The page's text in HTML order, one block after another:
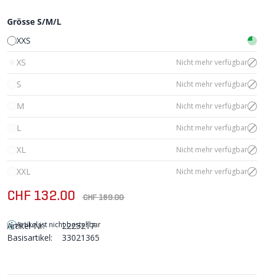
Grösse S/M/L
XXS
XS
Nicht mehr verfügbar
S Nicht mehr verfügbar
M Nicht mehr verfügbar
L Nicht mehr verfügbar
XL Nicht mehr verfügbar
XXL Nicht mehr verfügbar
CHF 132.00 CHF 189.00
Artikel ist nicht bestellbar
Artikel-Nr:
2225217
Basisartikel:
33021365